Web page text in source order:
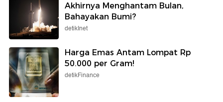
Akhirnya Menghantam Bulan,
Bahayakan Bumi?
detikInet
Harga Emas Antam Lompat Rp
50.000 per Gram!
detikFinance